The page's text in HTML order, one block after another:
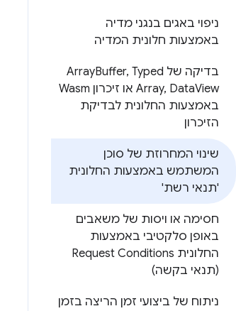
ניפוי באגים בנגני מדיה
באמצעות חלונית המדיה
בדיקה של Array Buffer, Typed
Array, Data
View או זיכרון Wasm
באמצעות החלונית לבדיקת
הזיכרון
שינוי המחרוזת של סוכן
המשתמש באמצעות החלונית
'תנאי רשת'
חסימה או ויסות של משאבים
באופן סלקטיבי באמצעות
החלונית Request Conditions
(תנאי בקשה)
ניתוח של ביצועי זמן הריצה בזמן